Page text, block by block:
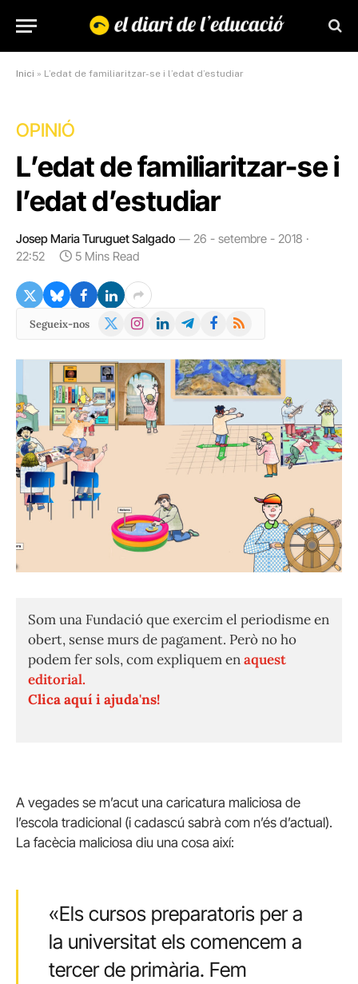
Inici » L’edat de familiaritzar-se i l’edat d’estudiar
OPINIÓ
L’edat de familiaritzar-se i
l’edat d’estudiar
Josep Maria Turuguet Salgado
26 - setembre - 2018 ·
22:52
5 Mins Read
Segueix-nos
X
Instagram
LinkedInTelegramFacebook
RSS
Som una Fundació que exercim el periodisme en
obert, sense murs de pagament. Però no ho
podem fer sols, com expliquem enaquest
editorial.
Clica aquí i ajuda'ns!
A vegades se m’acut una caricatura maliciosa de
l’escola tradicional (i cadascú sabrà com n’és d’actual).
La facècia maliciosa diu una cosa així:
«Els cursos preparatoris per a
la universitat els comencem a
tercer de primària. Fem